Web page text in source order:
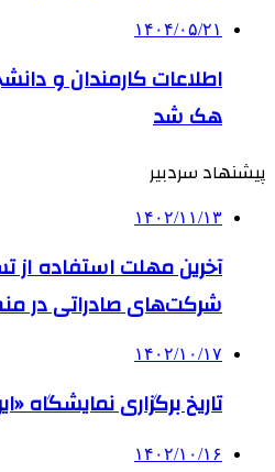
۱۴۰۴/۰۵/۲۱
اطلاعات کارمندان و
هک شد
پیشنهاد سردبیر
۱۴۰۲/۱۱/۱۳
آخرین مهلت استفاده
شرکت‌های صادراتی در
۱۴۰۲/۱۰/۱۷
تاریخ برگزاری نمایشگاه
۱۴۰۲/۱۰/۱۶